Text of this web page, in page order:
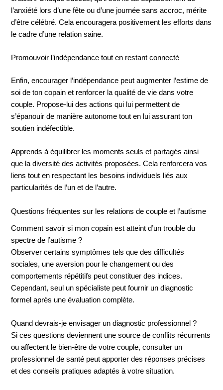
l’anxiété lors d’une fête ou d’une journée sans accroc, mérite
d’être célébré. Cela encouragera positivement les efforts dans
le cadre d’une relation saine.
Promouvoir l’indépendance tout en restant connecté
Enfin, encourager l’indépendance peut augmenter l’estime de
soi de ton copain et renforcer la qualité de vie dans votre
couple. Propose-lui des actions qui lui permettent de
s’épanouir de manière autonome tout en lui assurant ton
soutien indéfectible.
Apprends à équilibrer les moments seuls et partagés ainsi
que la diversité des activités proposées. Cela renforcera vos
liens tout en respectant les besoins individuels liés aux
particularités de l’un et de l’autre.
Questions fréquentes sur les relations de couple et l’autisme
Comment savoir si mon copain est atteint d’un trouble du
spectre de l’autisme ?
Observer certains symptômes tels que des difficultés
sociales, une aversion pour le changement ou des
comportements répétitifs peut constituer des indices.
Cependant, seul un spécialiste peut fournir un diagnostic
formel après une évaluation complète.
Quand devrais-je envisager un diagnostic professionnel ?
Si ces questions deviennent une source de conflits récurrents
ou affectent le bien-être de votre couple, consulter un
professionnel de santé peut apporter des réponses précises
et des conseils pratiques adaptés à votre situation.